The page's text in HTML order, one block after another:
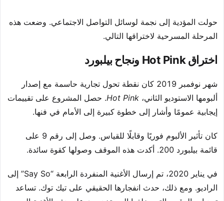
حولت المؤدية إلى نجمة لوسائل التواصل الاجتماعي. وضعت هذه
المرحلة المسرحية لاختراقها التالي.
اختراق Hot Pink ونجاح بيلبورد
شهر نوفمبر 2019 كان نقطة تحول تجارية حاسمة مع إصدار
ألبومها الاستوديو الثاني، Hot Pink. حصل المشروع على تقييمات
إيجابية عمومًا وأشار إلى خطوة كبيرة إلى الأمام في فنها.
كان تأثير الألبوم فوريًا وقابلًا للقياس. وصل إلى رقم 9 على
قائمة بيلبورد 200. أكدت هذه الموقف وصولها كقوة سائدة.
في يناير 2020، تم إرسال الأغنية المنفردة الرابعة “Say So” إلى
الراديو. ومع ذلك، حدث انفجارها الحقيقي على تيك توك. تساعد